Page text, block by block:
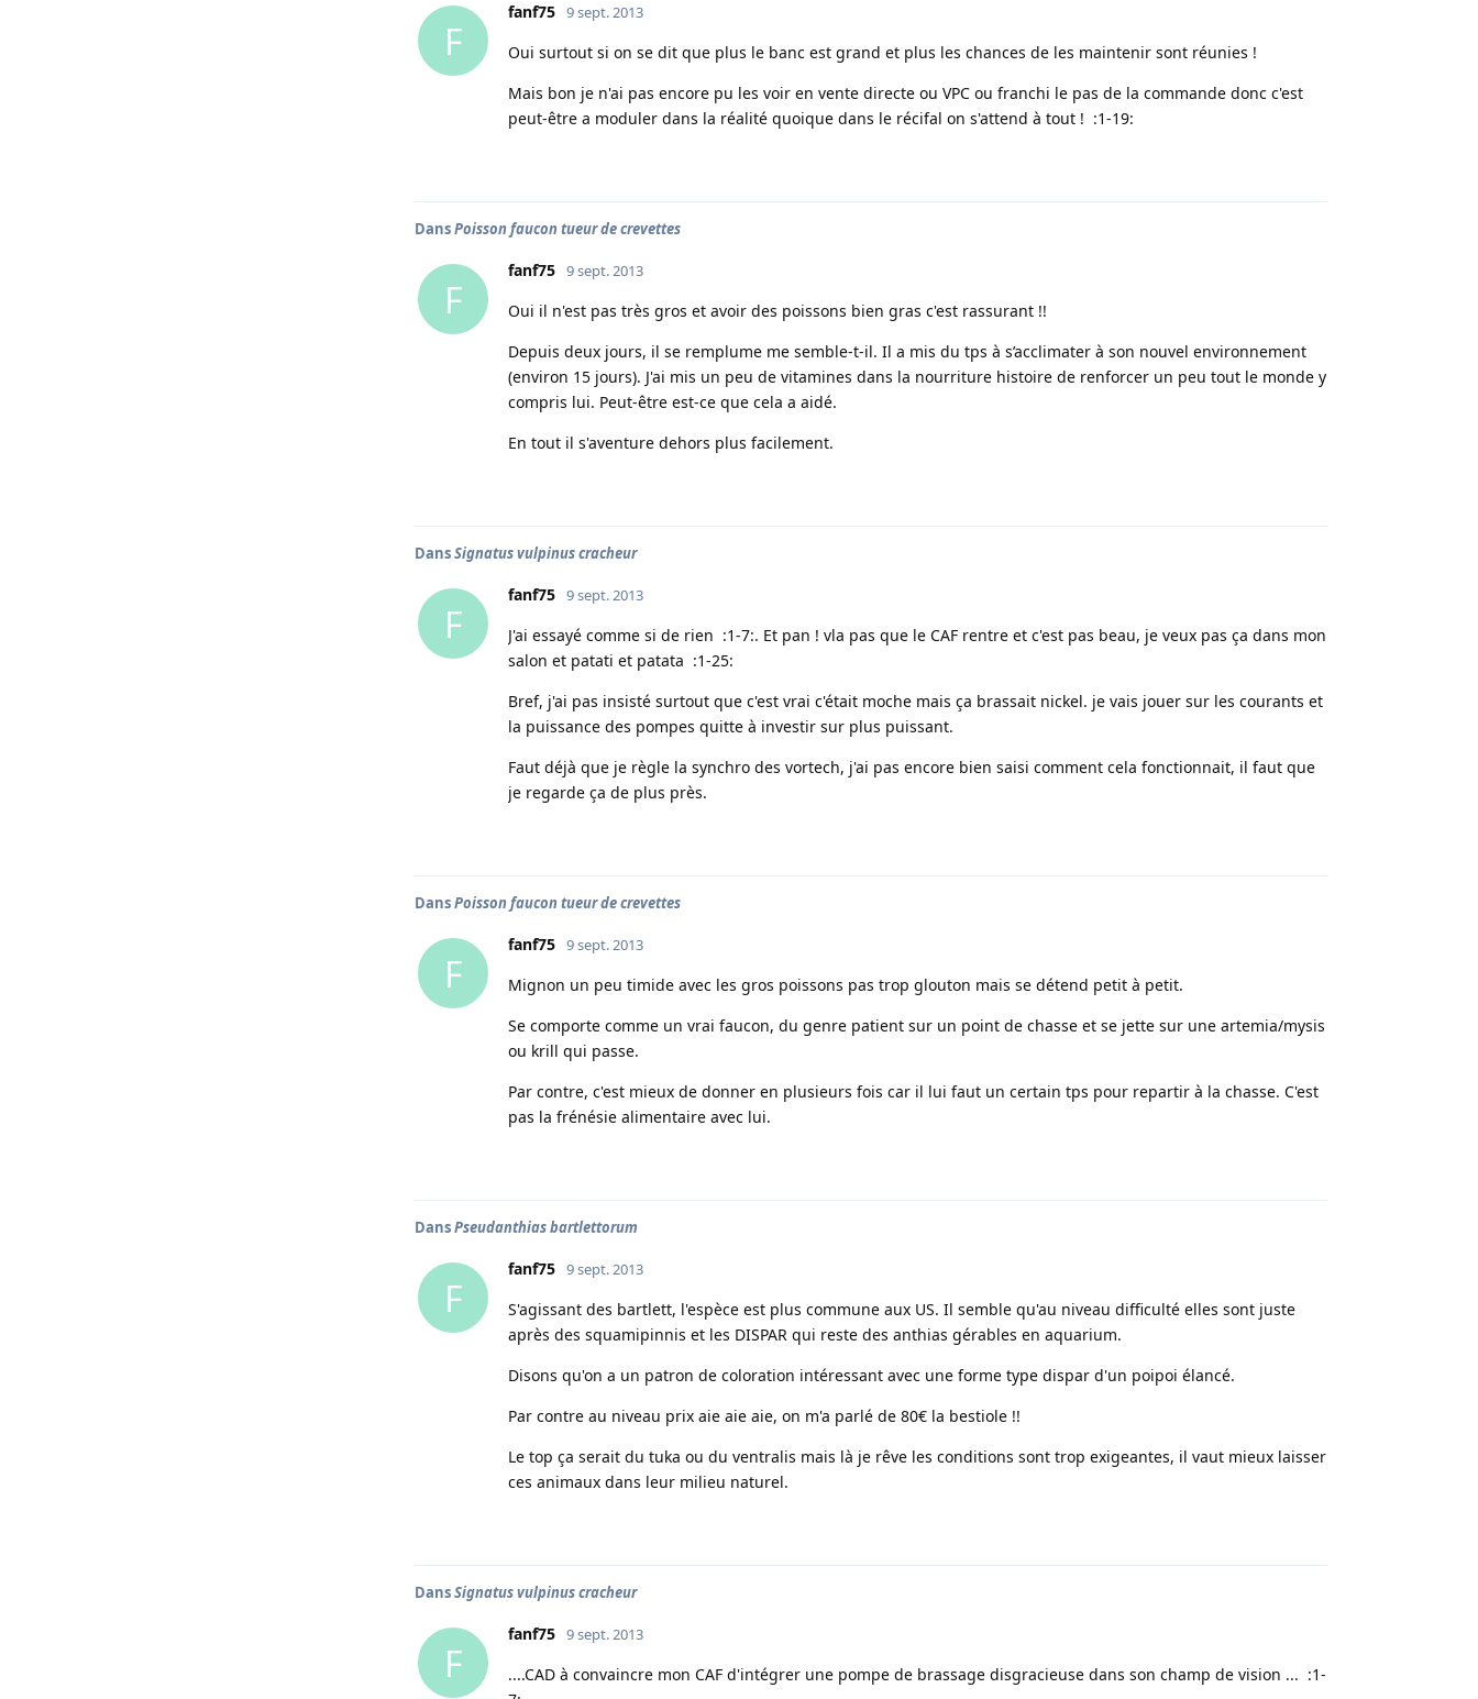
F
fanf75 9 sept. 2013
Oui surtout si on se dit que plus le banc est grand et plus les chances de les maintenir sont réunies !
Mais bon je n'ai pas encore pu les voir en vente directe ou VPC ou franchi le pas de la commande donc c'est
peut-être a moduler dans la réalité quoique dans le récifal on s'attend à tout ! :1-19:
DansPoisson faucon tueur de crevettes
F
fanf75 9 sept. 2013
Oui il n'est pas très gros et avoir des poissons bien gras c'est rassurant !!
Depuis deux jours, il se remplume me semble-t-il. Il a mis du tps à s’acclimater à son nouvel environnement
(environ 15 jours). J'ai mis un peu de vitamines dans la nourriture histoire de renforcer un peu tout le monde y
compris lui. Peut-être est-ce que cela a aidé.
En tout il s'aventure dehors plus facilement.
DansSignatus vulpinus cracheur
F
fanf75 9 sept. 2013
J'ai essayé comme si de rien :1-7:. Et pan ! vla pas que le CAF rentre et c'est pas beau, je veux pas ça dans mon
salon et patati et patata :1-25:
Bref, j'ai pas insisté surtout que c'est vrai c'était moche mais ça brassait nickel. je vais jouer sur les courants et
la puissance des pompes quitte à investir sur plus puissant.
Faut déjà que je règle la synchro des vortech, j'ai pas encore bien saisi comment cela fonctionnait, il faut que
je regarde ça de plus près.
DansPoisson faucon tueur de crevettes
F
fanf75 9 sept. 2013
Mignon un peu timide avec les gros poissons pas trop glouton mais se détend petit à petit.
Se comporte comme un vrai faucon, du genre patient sur un point de chasse et se jette sur une artemia/mysis
ou krill qui passe.
Par contre, c'est mieux de donner en plusieurs fois car il lui faut un certain tps pour repartir à la chasse. C'est
pas la frénésie alimentaire avec lui.
DansPseudanthias bartlettorum
F
fanf75 9 sept. 2013
S'agissant des bartlett, l'espèce est plus commune aux US. Il semble qu'au niveau difficulté elles sont juste
après des squamipinnis et les DISPAR qui reste des anthias gérables en aquarium.
Disons qu'on a un patron de coloration intéressant avec une forme type dispar d'un poipoi élancé.
Par contre au niveau prix aie aie aie, on m'a parlé de 80€ la bestiole !!
Le top ça serait du tuka ou du ventralis mais là je rêve les conditions sont trop exigeantes, il vaut mieux laisser
ces animaux dans leur milieu naturel.
DansSignatus vulpinus cracheur
F
fanf75 9 sept. 2013
....CAD à convaincre mon CAF d'intégrer une pompe de brassage disgracieuse dans son champ de vision ... :1-